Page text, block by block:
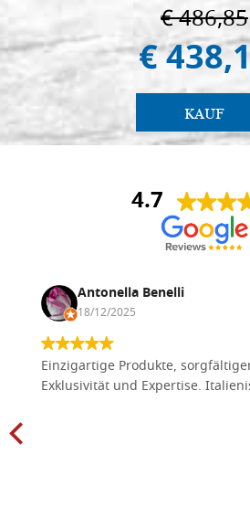
€ 486,85
€
KAUF
4.7
Antonella Benelli
18/12/2025
Einzigartige Produkte,
Exklusivität und Expertise.